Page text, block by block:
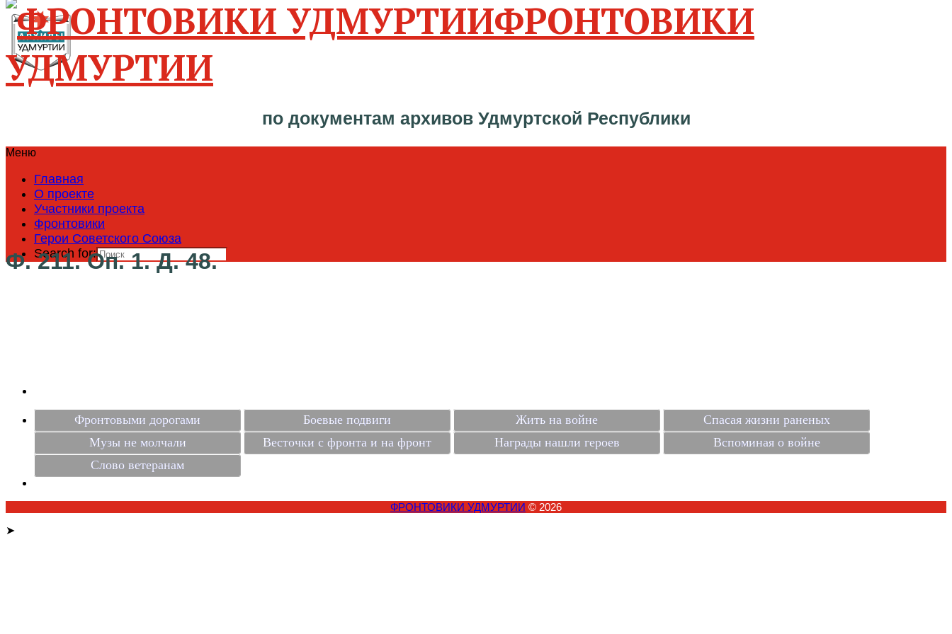
ФРОНТОВИКИ
УДМУРТИИ
по документам архивов Удмуртской Республики
Меню
Главная
О проекте
Участники проекта
Фронтовики
Герои Советского Союза
Search for:
Ф. 211. Оп. 1. Д. 48.
Фронтовыми дорогами Боевые подвиги Жить на войне
Спасая жизни раненых
Музы не молчали
Весточки с фронта и на фронт Награды нашли героев
Вспоминая о войне
Слово ветеранам
ФРОНТОВИКИ УДМУРТИИ © 2026
➤